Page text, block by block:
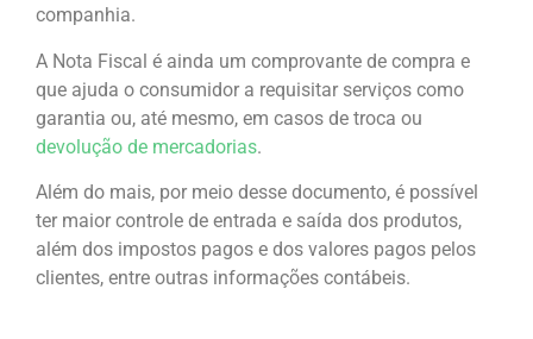
companhia.
A Nota Fiscal é ainda um comprovante de compra e
que ajuda o consumidor a requisitar serviços como
garantia ou, até mesmo, em casos de troca ou
devolução de mercadorias.
Além do mais, por meio desse documento, é possível
ter maior controle de entrada e saída dos produtos,
além dos impostos pagos e dos valores pagos pelos
clientes, entre outras informações contábeis.